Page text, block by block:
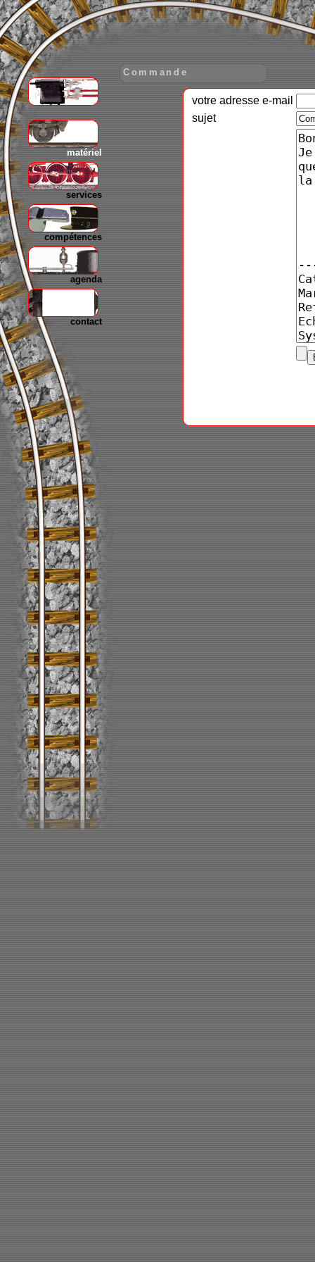
matériel
services
compétences
agenda
contact
Commande
votre adresse e-mail
sujet